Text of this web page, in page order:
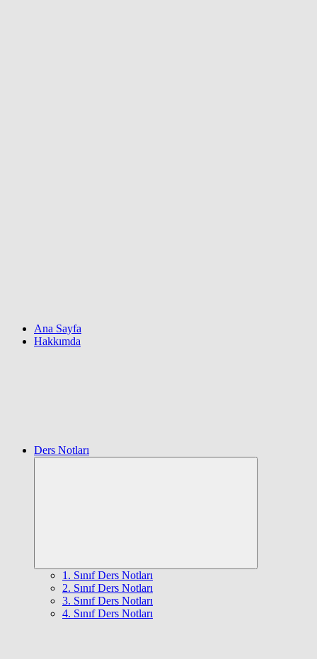
Ana Sayfa
Hakkımda
Ders Notları
1. Sınıf Ders Notları
2. Sınıf Ders Notları
3. Sınıf Ders Notları
4. Sınıf Ders Notları